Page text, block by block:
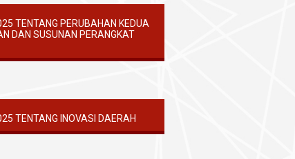
TENTANG PERUBAHAN KEDUA
DAN SUSUNAN PERANGKAT
TENTANG INOVASI DAERAH